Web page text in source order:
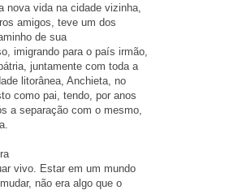
vida na cidade vizinha,
amigos, teve um dos
de sua
imigrando para o país irmão,
juntamente com toda a
litorânea, Anchieta, no
como pai, tendo, por anos
a separação com o mesmo,
vivo. Estar em um mundo
não era algo que o